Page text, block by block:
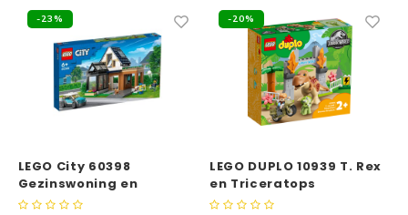
-23%
LEGO City 60398
Gezinswoning en
elektrische auto
-20%
LEGO DUPLO 10939 T. Rex
en Triceratops
dinosaurus ontsnapping